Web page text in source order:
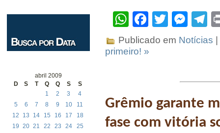
abril 2009
D
S T Q Q S S
1 2 3
4
5
6 7 8 9 10
11
12
13 14 15 16 17
18
19
20 21 22 23 24
25
WhatsApp
Facebook
Twitter
Publicado em Notícias
primeiro! »
Grêmio garante
fase com vitória